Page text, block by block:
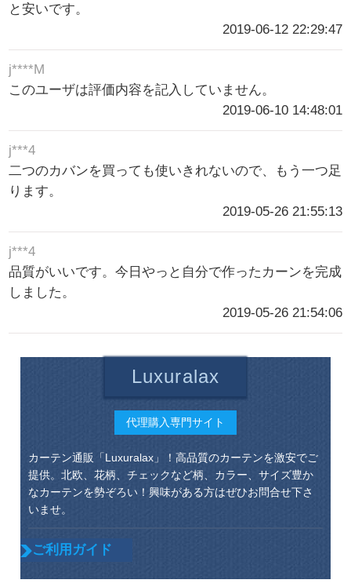
と安いです。
2019-06-12 22:29:47
j****M
このユーザは評価内容を記入していません。
2019-06-10 14:48:01
j***4
二つのカバンを買っても使いきれないので、もう一つ足
ります。
2019-05-26 21:55:13
j***4
品質がいいです。今日やっと自分で作ったカーンを完成
しました。
2019-05-26 21:54:06
Luxuralax
代理購入専門サイト
カーテン通販「Luxuralax」！高品質のカーテンを激安でご
提供。北欧、花柄、チェックなど柄、カラー、サイズ豊か
なカーテンを勢ぞろい！興味がある方はぜひお問合せ下さ
いませ。
ご利用ガイド